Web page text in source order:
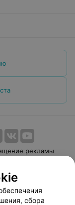
рекламы
оплаты
сбора